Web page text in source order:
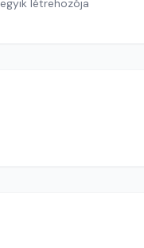
létrehozója